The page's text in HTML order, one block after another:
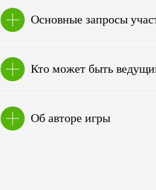
Основные запросы
Кто может быть
Об авторе игры